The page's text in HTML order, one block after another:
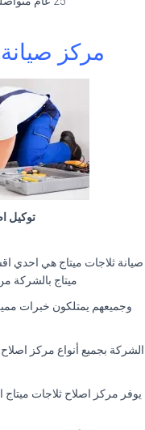
مركز
توكيل
صيانة ثلاجات ميتاج هي احدي
ميتاج بالشركة
وجميعهم يمتلكون خبرات
الشركة بجميع أنواع مركز
يوفر مركز اصلاح ثلاجات ميتاج